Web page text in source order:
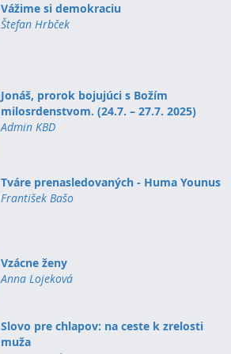
Vážime si demokraciu
Štefan Hrbček
Jonáš, prorok bojujúci s Božím
milosrdenstvom. (24.7. – 27.7. 2025)
Admin KBD
Tváre prenasledovaných - Huma Younus
František Bašo
Vzácne ženy
Anna Lojeková
Slovo pre chlapov: na ceste k zrelosti
muža